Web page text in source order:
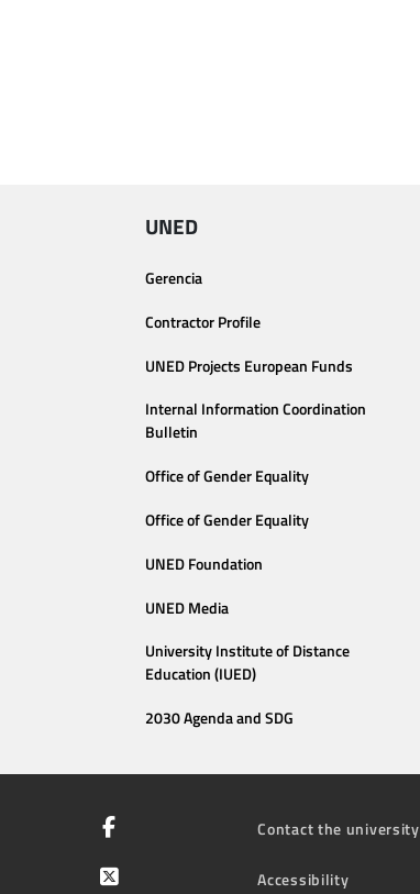
UNED
Gerencia
Contractor Profile
UNED Projects European Funds
Internal Information Coordination
Bulletin
Office of Gender Equality
Office of Gender Equality
UNED Foundation
UNED Media
University Institute of Distance
Education (IUED)
2030 Agenda and SDG
Contact the university
Accessibility